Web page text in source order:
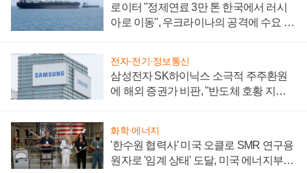
로이터 "정제연료 3만 톤 한국에서 러시
아로 이동", 우크라이나의 공격에 수요 늘
전자·전기·정보통신
삼성전자 SK하이닉스 소극적 주주환원
에 해외 증권가 비판, "반도체 호황 지속
화학·에너지
'한수원 협력사' 미국 오클로 SMR 연구용
원자로 '임계 상태' 도달, 미국 에너지부